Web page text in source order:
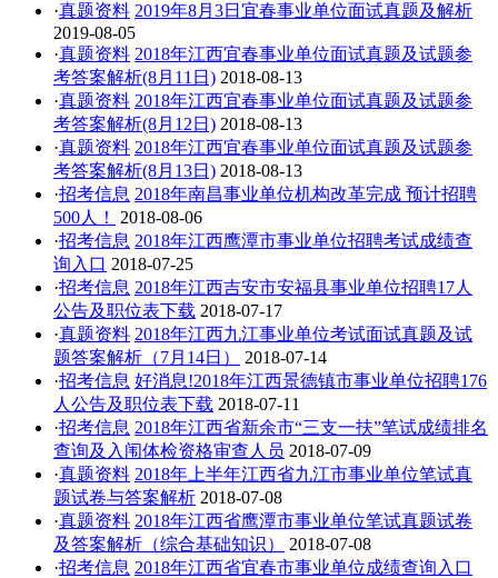
·真题资料 2019年8月3日宜春事业单位面试真题及解析
2019-08-05
·真题资料 2018年江西宜春事业单位面试真题及试题参
考答案解析(8月11日) 2018-08-13
·真题资料 2018年江西宜春事业单位面试真题及试题参
考答案解析(8月12日) 2018-08-13
·真题资料 2018年江西宜春事业单位面试真题及试题参
考答案解析(8月13日) 2018-08-13
·招考信息 2018年南昌事业单位机构改革完成 预计招聘
500人！
2018-08-06
·招考信息 2018年江西鹰潭市事业单位招聘考试成绩查
询入口 2018-07-25
·招考信息 2018年江西吉安市安福县事业单位招聘17人
公告及职位表下载 2018-07-17
·真题资料 2018年江西九江事业单位考试面试真题及试
题答案解析（7月14日）
2018-07-14
·招考信息 好消息!2018年江西景德镇市事业单位招聘176
人公告及职位表下载 2018-07-11
·招考信息 2018年江西省新余市“三支一扶”笔试成绩排名
查询及入闱体检资格审查人员 2018-07-09
·真题资料 2018年上半年江西省九江市事业单位笔试真
题试卷与答案解析 2018-07-08
·真题资料 2018年江西省鹰潭市事业单位笔试真题试卷
及答案解析（综合基础知识）
2018-07-08
·招考信息 2018年江西省宜春市事业单位成绩查询入口